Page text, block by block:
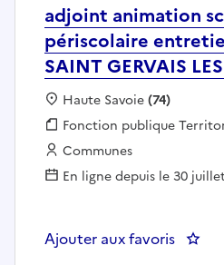
adjoint animation
périscolaire
SAINT GERVAIS
Localisation :
Haute Savoie(74)
Fonction publique :
Fonction publique
Employeur :
Communes
En ligne depuis le 30
Ajouter aux favoris :